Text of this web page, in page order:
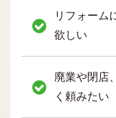
リフォーム
欲しい
廃業や閉店
く頼みたい